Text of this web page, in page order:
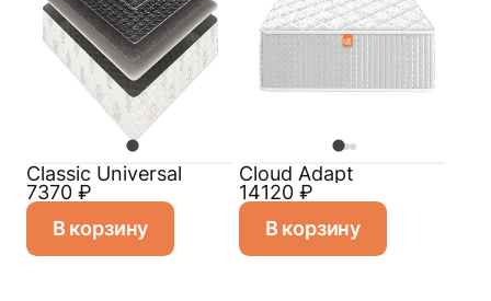
Classiс Universal
7370 ₽
В корзину
Cloud Adapt
14120 ₽
В корзину